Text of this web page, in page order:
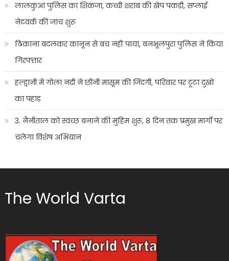
लालकुआं पुलिस का शिकंजा, कच्ची शराब की खेप पकड़ी, सप्लाई
नेटवर्क की जांच शुरू
ठिकाना बदलकर कानून से बच नहीं पाया, बनभूलपुरा पुलिस ने किया
गिरफ्तार
हल्द्वानी में गोला नदी ने छीनी मासूम की जिंदगी, परिवार पर टूटा दुखों
का पहाड़
3. नैनीताल को स्वच्छ बनाने की मुहिम शुरू, 8 दिन तक प्रमुख मार्गों पर
चलेगा विशेष अभियान
The World Varta